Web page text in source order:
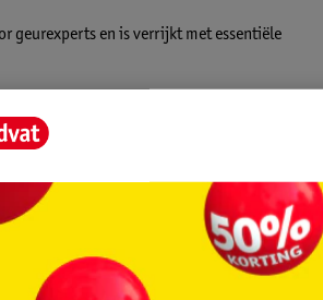
geurexperts en is verrijkt met essentiële
20 ml in plaats van 25 ml te doseren
zes extra wasjes ten opzichte van de
Robijn. Geniet met Morgenfris van een
Zelfs tijdens het dragen van de kleding